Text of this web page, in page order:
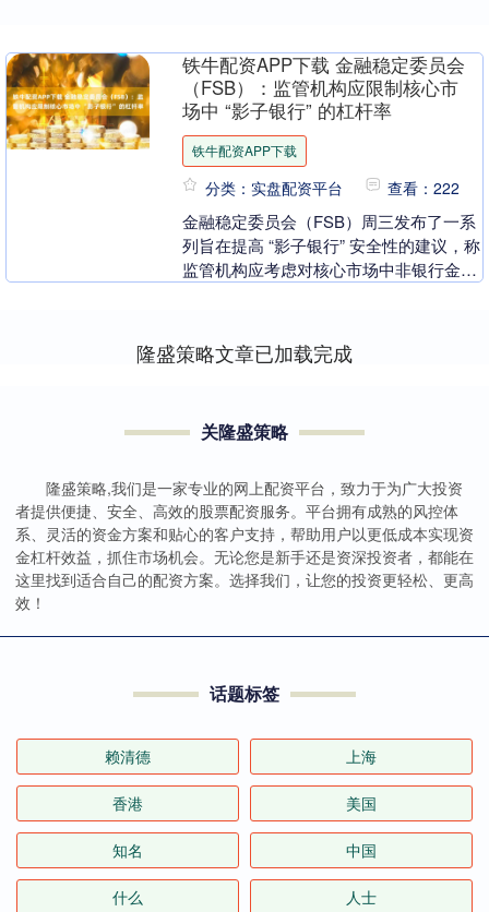
铁牛配资APP下载 金融稳定委员会
（FSB）：监管机构应限制核心市
场中 “影子银行” 的杠杆率
铁牛配资APP下载
分类：实盘配资平台 查看：222
金融稳定委员会（FSB）周三发布了一系
列旨在提高 “影子银行” 安全性的建议，称
监管机构应考虑对核心市场中非银行金融
隆盛策略文章已加载完成
关隆盛策略
隆盛策略,我们是一家专业的网上配资平台，致力于为广大投资
者提供便捷、安全、高效的股票配资服务。平台拥有成熟的风控体
系、灵活的资金方案和贴心的客户支持，帮助用户以更低成本实现资
金杠杆效益，抓住市场机会。无论您是新手还是资深投资者，都能在
这里找到适合自己的配资方案。选择我们，让您的投资更轻松、更高
效！
话题标签
赖清德 上海
香港 美国
知名 中国
什么 人士